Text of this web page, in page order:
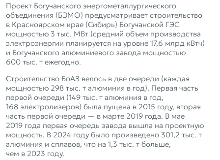
Проект Богучанского энергометаллургического
объединения (БЭМО) предусматривает строительство
в Красноярском крае (Сибирь) Богучанской ГЭС
мощностью 3 тыс. МВт (средний объем производства
электроэнергии планируется на уровне 17,6 млрд кВтч)
и Богучанского алюминиевого завода мощностью
600 тыс. т ежегодно.
Строительство БоАЗ велось в две очереди (каждая
мощностью 298 тыс. т алюминия в год). Первая часть
первой очереди (149 тыс. т алюминия в год,
168 электролизеров) была пущена в 2015 году, вторая
часть первой очереди — в марте 2019 года. В мае
2019 года первая очередь завода вышла на проектную
мощность. В 2024 году было произведено 301,2 тыс. т
алюминия и сплавов, что на 1,3 тыс. т больше,
чем в 2023 году.